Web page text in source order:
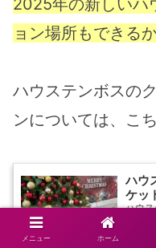
ョン場所もできる
ハウステンボスの
ンについては、こ
ハウ
ケッ
ハウ
ミネ
ナー
料金
メニュー ホーム